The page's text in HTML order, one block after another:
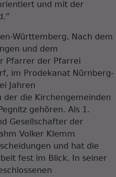
und mit der
Württemberg. Nach dem
und dem
Pfarrer der Pfarrei
im Prodekanat Nürnberg-
Jahren
die Kirchengemeinden
gehören. Als 1.
Gesellschafter der
Volker Klemm
und hat die
fest im Blick. In seiner